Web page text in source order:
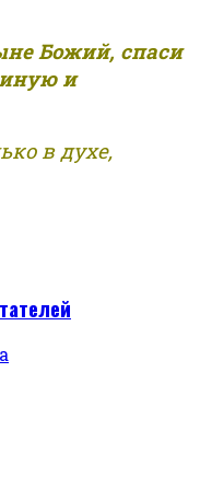
Божий, спаси
и
в духе,